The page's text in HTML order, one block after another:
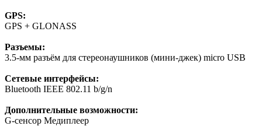
GPS:
GPS + GLONASS
Разъемы:
3.5-мм разъём для стереонаушников (мини-джек) micro USB
Сетевые интерфейсы:
Bluetooth IEEE 802.11 b/g/n
Дополнительные возможности:
G-сенсор Медиплеер